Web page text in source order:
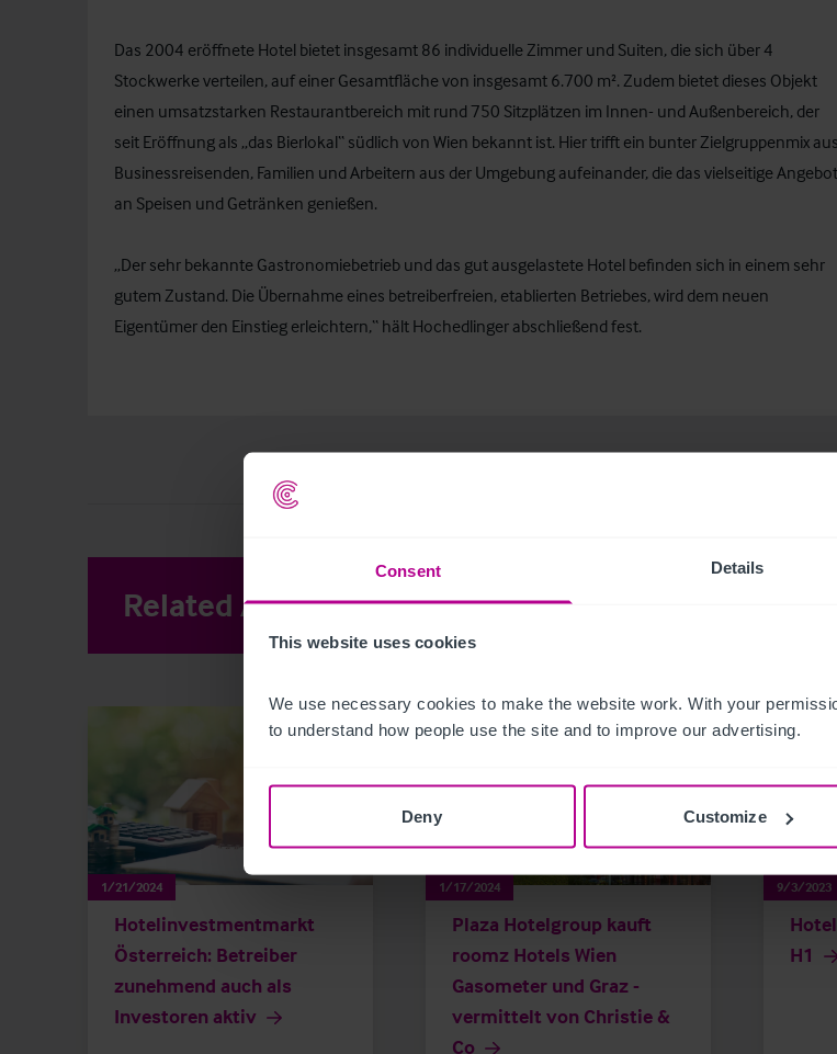
Consent Details
This website uses cookies
We use necessary cookies to make the website work. With your
to understand how people use the site and to improve our advertising.
Deny Customize
Das 2004 eröffnete Hotel bietet insgesamt 86 individuelle Zimmer und Suiten, die sich über 4
Stockwerke verteilen, auf einer Gesamtfläche von insgesamt 6.700 m². Zudem bietet dieses Objekt
einen umsatzstarken Restaurantbereich mit rund 750 Sitzplätzen im Innen- und Außenbereich, der
seit Eröffnung als „das Bierlokal“ südlich von Wien bekannt ist. Hier trifft ein bunter Zielgruppenmix aus
Businessreisenden, Familien und Arbeitern aus der Umgebung aufeinander, die das vielseitige Angebot
an Speisen und Getränken genießen.
„Der sehr bekannte Gastronomiebetrieb und das gut ausgelastete Hotel befinden sich in einem sehr
gutem Zustand. Die Übernahme eines betreiberfreien, etablierten Betriebes, wird dem neuen
Eigentümer den Einstieg erleichtern,“ hält Hochedlinger abschließend fest.
Related Articles View other related news and insights
1/21/2024
Hotelinvestmentmarkt
Österreich: Betreiber
zunehmend auch als
Investoren aktiv
1/17/2024
Plaza Hotelgroup kauft
roomz Hotels Wien
Gasometer und Graz -
vermittelt von Christie &
Co
9/3/2023
H1